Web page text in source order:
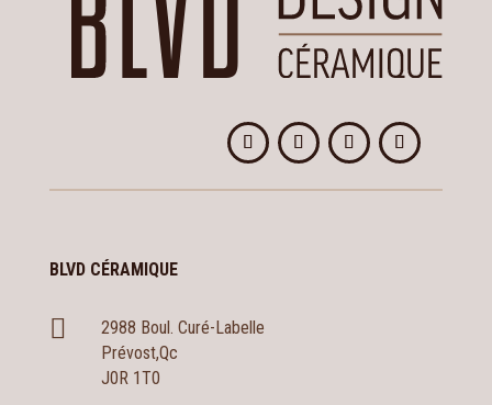
BLVD CÉRAMIQUE

2988 Boul. Curé-Labelle
Prévost,Qc
J0R 1T0